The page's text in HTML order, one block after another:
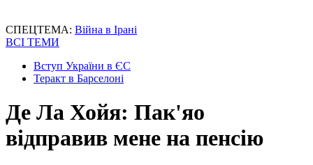
СПЕЦТЕМА: Війна в Ірані
ВСІ ТЕМИ
Вступ України в ЄС
Теракт в Барселоні
Де Ла Хойя: Пак'яо
відправив мене на пенсію